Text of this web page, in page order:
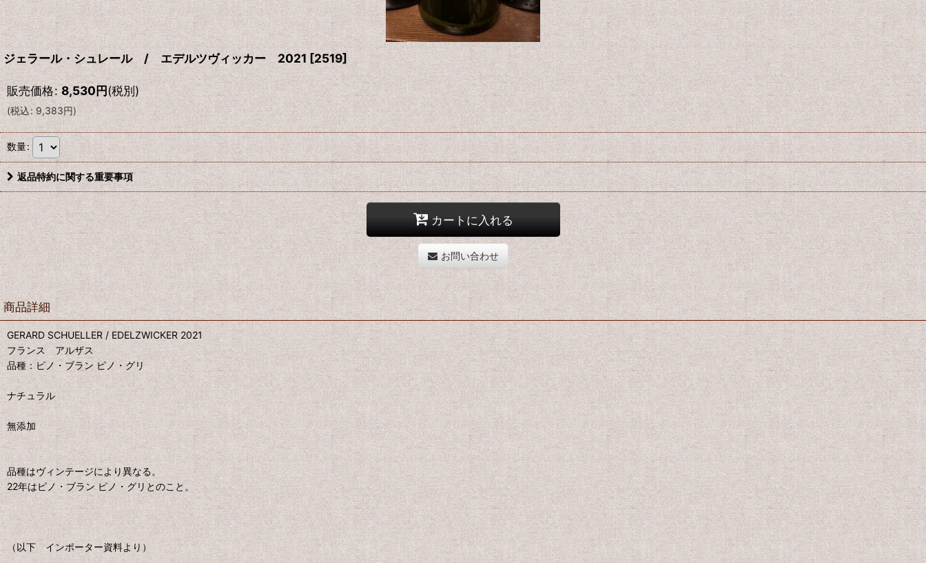
ジェラール・シュレール / エデルツヴィッカー 2021 [2519]
販売価格: 8,530円(税別)
(税込: 9,383円)
数量:
返品特約に関する重要事項
カートに入れる
お問い合わせ
商品詳細
GERARD SCHUELLER / EDELZWICKER 2021
フランス アルザス
品種：ピノ・ブラン ピノ・グリ
ナチュラル
無添加
品種はヴィンテージにより異なる。
22年はピノ・ブラン ピノ・グリとのこと。
（以下 インポーター資料より）